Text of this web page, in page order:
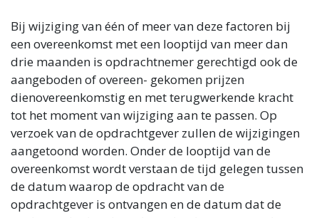
Bij wijziging van één of meer van deze factoren bij
een overeenkomst met een looptijd van meer dan
drie maanden is opdrachtnemer gerechtigd ook de
aangeboden of overeen- gekomen prijzen
dienovereenkomstig en met terugwerkende kracht
tot het moment van wijziging aan te passen. Op
verzoek van de opdrachtgever zullen de wijzigingen
aangetoond worden. Onder de looptijd van de
overeenkomst wordt verstaan de tijd gelegen tussen
de datum waarop de opdracht van de
opdrachtgever is ontvangen en de datum dat de